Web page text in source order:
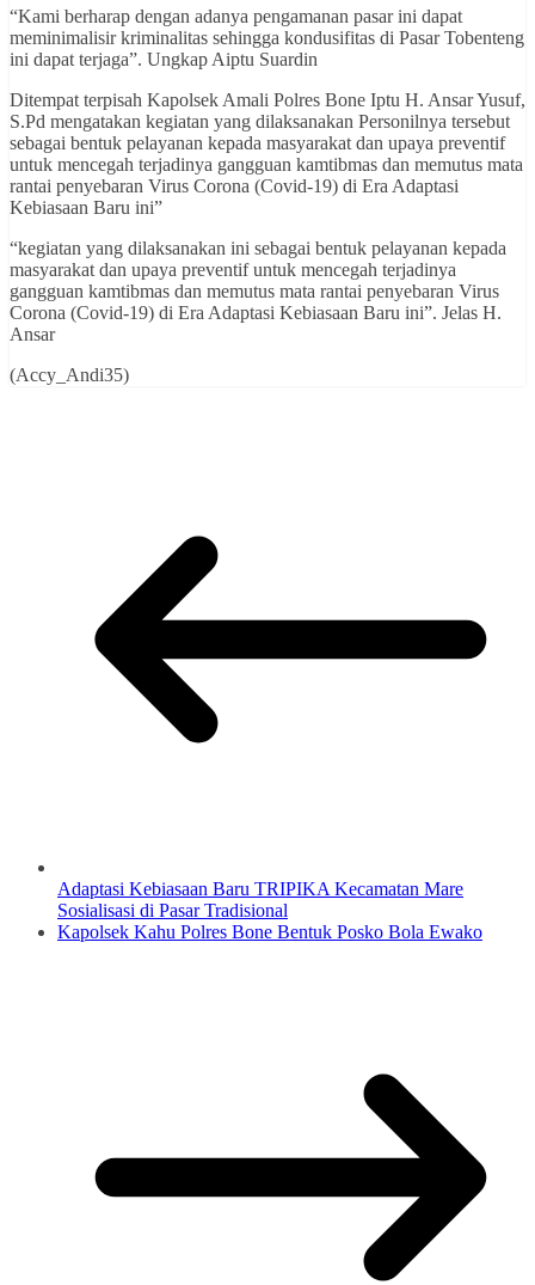
“Kami berharap dengan adanya pengamanan pasar ini dapat
meminimalisir kriminalitas sehingga kondusifitas di Pasar Tobenteng
ini dapat terjaga”. Ungkap Aiptu Suardin
Ditempat terpisah Kapolsek Amali Polres Bone Iptu H. Ansar Yusuf,
S.Pd mengatakan kegiatan yang dilaksanakan Personilnya tersebut
sebagai bentuk pelayanan kepada masyarakat dan upaya preventif
untuk mencegah terjadinya gangguan kamtibmas dan memutus mata
rantai penyebaran Virus Corona (Covid-19) di Era Adaptasi
Kebiasaan Baru ini”
“kegiatan yang dilaksanakan ini sebagai bentuk pelayanan kepada
masyarakat dan upaya preventif untuk mencegah terjadinya
gangguan kamtibmas dan memutus mata rantai penyebaran Virus
Corona (Covid-19) di Era Adaptasi Kebiasaan Baru ini”. Jelas H.
Ansar
(Accy_Andi35)
Adaptasi Kebiasaan Baru TRIPIKA Kecamatan Mare
Sosialisasi di Pasar Tradisional
Kapolsek Kahu Polres Bone Bentuk Posko Bola Ewako